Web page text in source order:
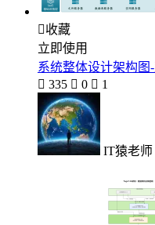
收藏
立即使用
系统整体设计架构
 335  0  1
IT猿老师